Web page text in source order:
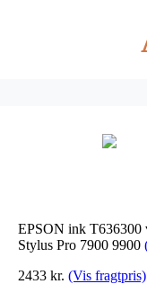
EPSON ink T636300
Stylus Pro 7900 9900
2433 kr. (Vis fragtpris)